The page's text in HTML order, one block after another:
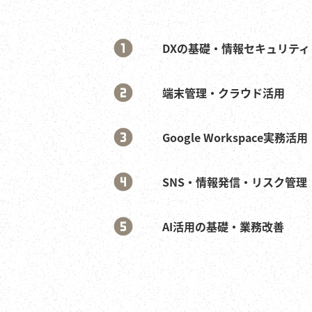
DXの基礎・情報セキュリティ
端末管理・クラウド活用
Google Workspace実務活用
SNS・情報発信・リスク管理
AI活用の基礎・業務改善